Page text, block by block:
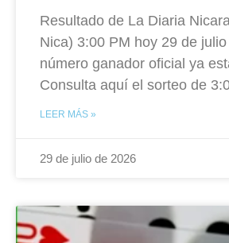
Resultado de La Diaria
Nica) 3:00 PM hoy 29 de julio
número ganador oficial ya
Consulta aquí el sorteo de
LEER MÁS »
29 de julio de 2026